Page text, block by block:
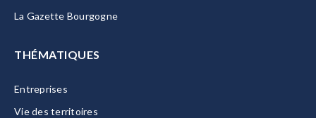
La Gazette Bourgogne
THÉMATIQUES
Entreprises
Vie des territoires